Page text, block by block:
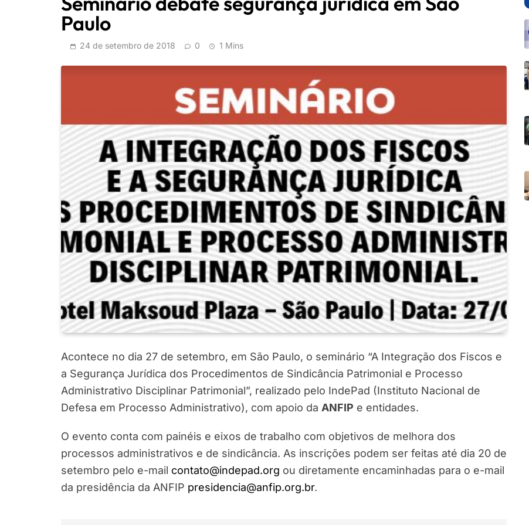
Paulo
24 de setembro de 2018 0 1 Mins
Acontece no dia 27 de setembro, em São Paulo, o seminário “A Integração dos Fiscos e
a Segurança Jurídica dos Procedimentos de Sindicância Patrimonial e Processo
Administrativo Disciplinar Patrimonial”, realizado pelo IndePad (Instituto Nacional de
Defesa em Processo Administrativo), com apoio da ANFIP e entidades.
O evento conta com painéis e eixos de trabalho com objetivos de melhora dos
processos administrativos e de sindicância. As inscrições podem ser feitas até dia 20 de
setembro pelo e-mail contato@indepad.org ou diretamente encaminhadas para o e-mail
da presidência da ANFIP presidencia@anfip.org.br.